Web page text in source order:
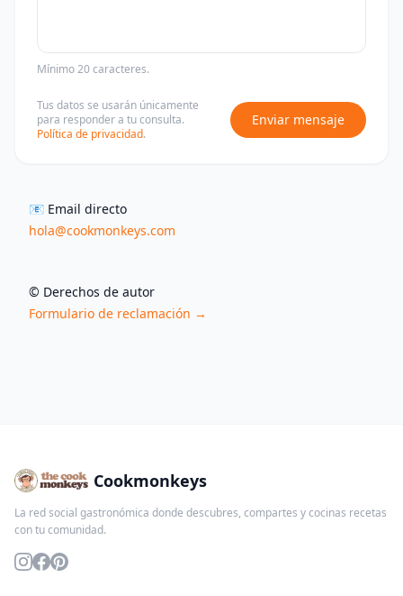
Mínimo 20 caracteres.
Tus datos se usarán únicamente
para responder a tu consulta.
Política de privacidad.
Enviar mensaje
📧 Email directo
hola@cookmonkeys.com
©️ Derechos de autor
Formulario de reclamación →
Cookmonkeys
La red social gastronómica donde descubres, compartes y cocinas recetas
con tu comunidad.